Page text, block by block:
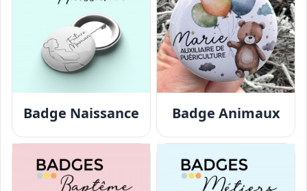
Badge Naissance Badge Animaux